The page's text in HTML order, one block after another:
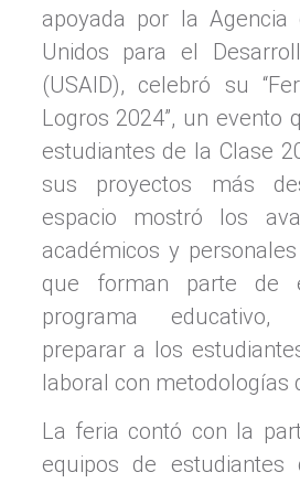
apoyada por la Agencia
Unidos para el
(USAID), celebró su
Logros 2024”, un evento
estudiantes de la Clase
sus proyectos más
espacio mostró los
académicos y
que forman parte de
programa
preparar a los
laboral con metodologías
La feria contó con la
equipos de estudiantes